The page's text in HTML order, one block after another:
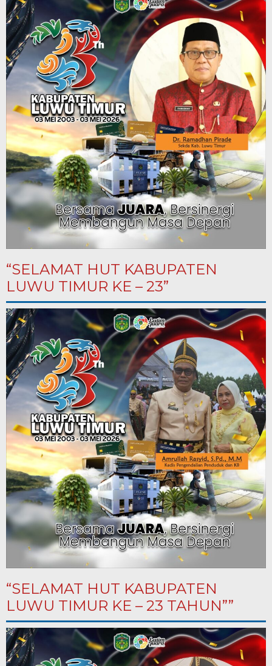
“SELAMAT HUT KABUPATEN
LUWU TIMUR KE – 23”
“SELAMAT HUT KABUPATEN
LUWU TIMUR KE – 23 TAHUN””